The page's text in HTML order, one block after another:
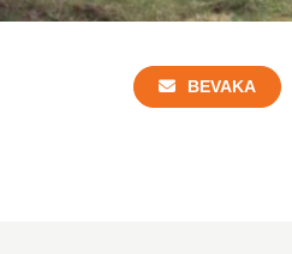
BEVAKA